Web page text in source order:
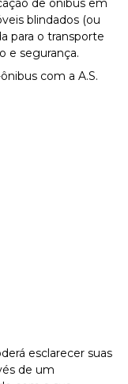
de ônibus em
blindados (ou
para o transporte
e segurança.
com a A.S.
esclarecer suas
de um